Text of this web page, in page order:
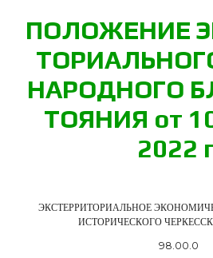
ПО­ЛО­ЖЕ­НИЕ
НА­РОД­НО­ГО
ТО­Я­НИЯ от
2022
ЭКСТЕРРИТОРИАЛЬНОЕ
ИСТОРИЧЕСКОГО
98.00.0